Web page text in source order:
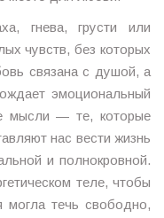
гнева, грусти или
чувств, без которых
связана с душой, а
эмоциональный
мысли — те, которые
нас вести жизнь
и полнокровной.
теле, чтобы
течь свободно,